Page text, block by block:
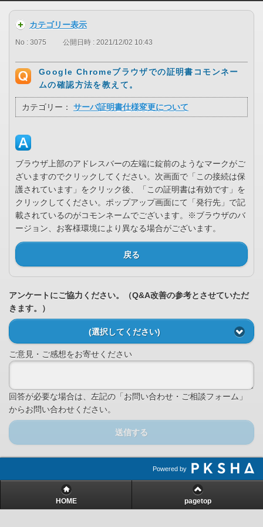
カテゴリー表示
No : 3075 公開日時 : 2021/12/02 10:43
Google Chromeブラウザでの証明書コモンネー
ムの確認方法を教えて。
カテゴリー： サーバ証明書仕様変更について
ブラウザ上部のアドレスバーの左端に錠前のようなマークがご
ざいますのでクリックしてください。次画面で「この接続は保
護されています」をクリック後、「この証明書は有効です」を
クリックしてください。ポップアップ画面にて「発行先」で記
載されているのがコモンネームでございます。※ブラウザのバ
ージョン、お客様環境により異なる場合がございます。
戻る
アンケートにご協力ください。（Q&A改善の参考とさせていただ
きます。）
(選択してください)
ご意見・ご感想をお寄せください
回答が必要な場合は、左記の「お問い合わせ・ご相談フォーム」
からお問い合わせください。
送信する
Powered by
HOME pagetop